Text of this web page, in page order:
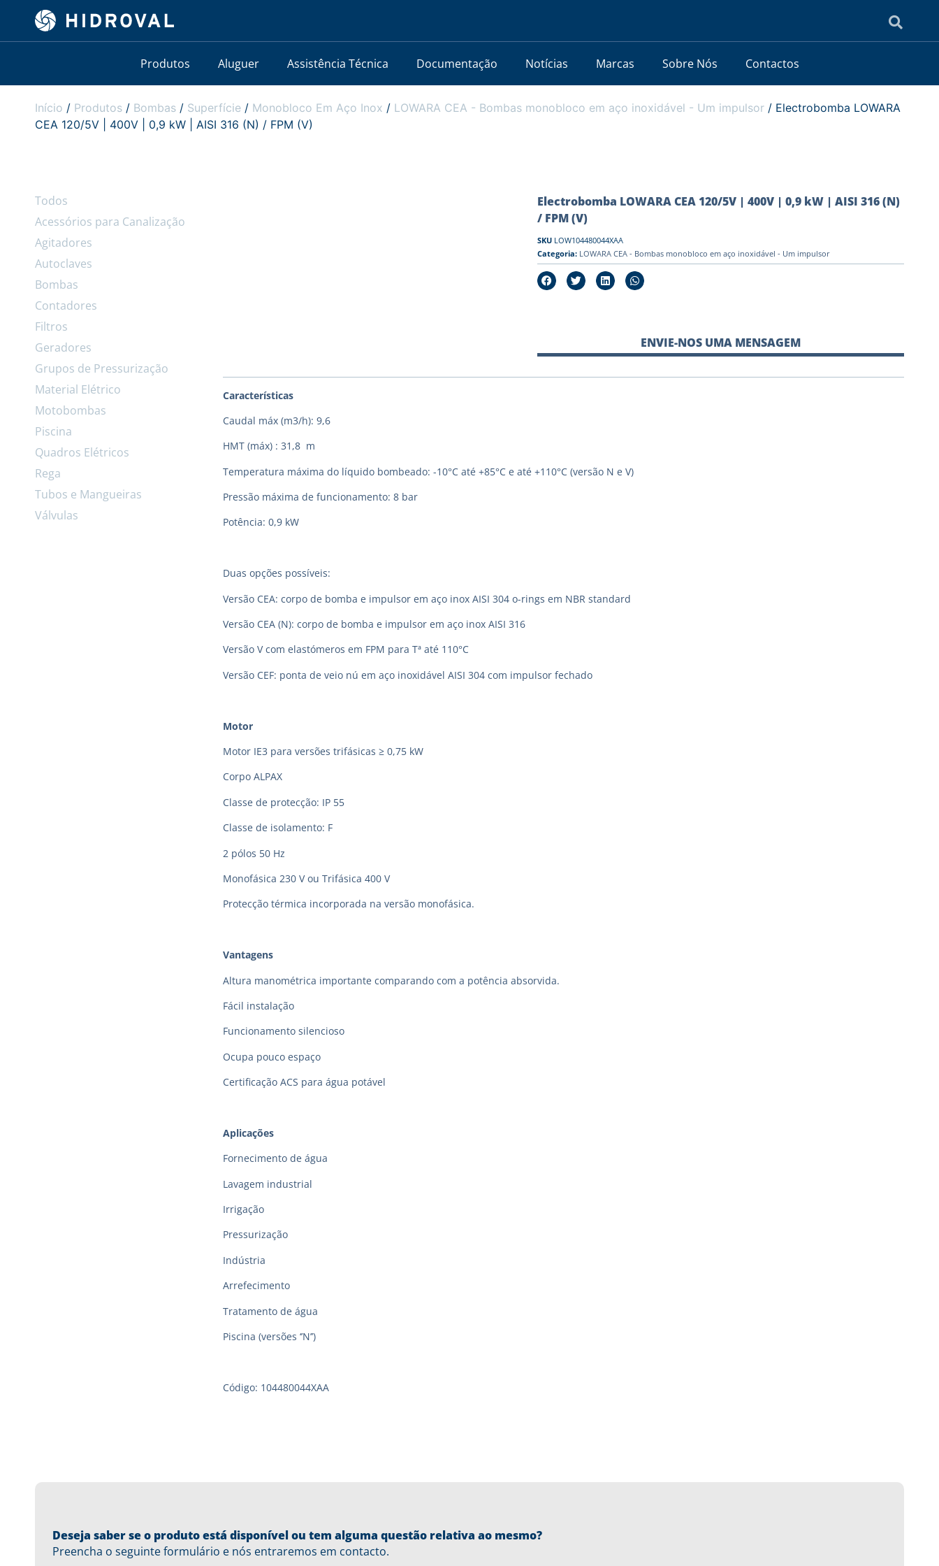
Produtos Aluguer Assistência Técnica Documentação Notícias Marcas Sobre Nós Contactos
Início / Produtos / Bombas / Superfície / Monobloco Em Aço Inox / LOWARA CEA - Bombas monobloco em aço inoxidável - Um impulsor / Electrobomba LOWARA
CEA 120/5V | 400V | 0,9 kW | AISI 316 (N) / FPM (V)
Todos
Acessórios para Canalização
Agitadores
Autoclaves
Bombas
Contadores
Filtros
Geradores
Grupos de Pressurização
Material Elétrico
Motobombas
Piscina
Quadros Elétricos
Rega
Tubos e Mangueiras
Válvulas
Electrobomba LOWARA CEA 120/5V | 400V | 0,9 kW | AISI 316 (N)
/ FPM (V)
SKU LOW104480044XAA
Categoria: LOWARA CEA - Bombas monobloco em aço inoxidável - Um impulsor
ENVIE-NOS UMA MENSAGEM
Características
Caudal máx (m3/h): 9,6
HMT (máx) : 31,8 m
Temperatura máxima do líquido bombeado: -10°C até +85°C e até +110°C (versão N e V)
Pressão máxima de funcionamento: 8 bar
Potência: 0,9 kW
Duas opções possíveis:
Versão CEA: corpo de bomba e impulsor em aço inox AISI 304 o-rings em NBR standard
Versão CEA (N): corpo de bomba e impulsor em aço inox AISI 316
Versão V com elastómeros em FPM para Tª até 110°C
Versão CEF: ponta de veio nú em aço inoxidável AISI 304 com impulsor fechado
Motor
Motor IE3 para versões trifásicas ≥ 0,75 kW
Corpo ALPAX
Classe de protecção: IP 55
Classe de isolamento: F
2 pólos 50 Hz
Monofásica 230 V ou Trifásica 400 V
Protecção térmica incorporada na versão monofásica.
Vantagens
Altura manométrica importante comparando com a potência absorvida.
Fácil instalação
Funcionamento silencioso
Ocupa pouco espaço
Certificação ACS para água potável
Aplicações
Fornecimento de água
Lavagem industrial
Irrigação
Pressurização
Indústria
Arrefecimento
Tratamento de água
Piscina (versões ‘’N’’)
Código: 104480044XAA
Deseja saber se o produto está disponível ou tem alguma questão relativa ao mesmo?
Preencha o seguinte formulário e nós entraremos em contacto.